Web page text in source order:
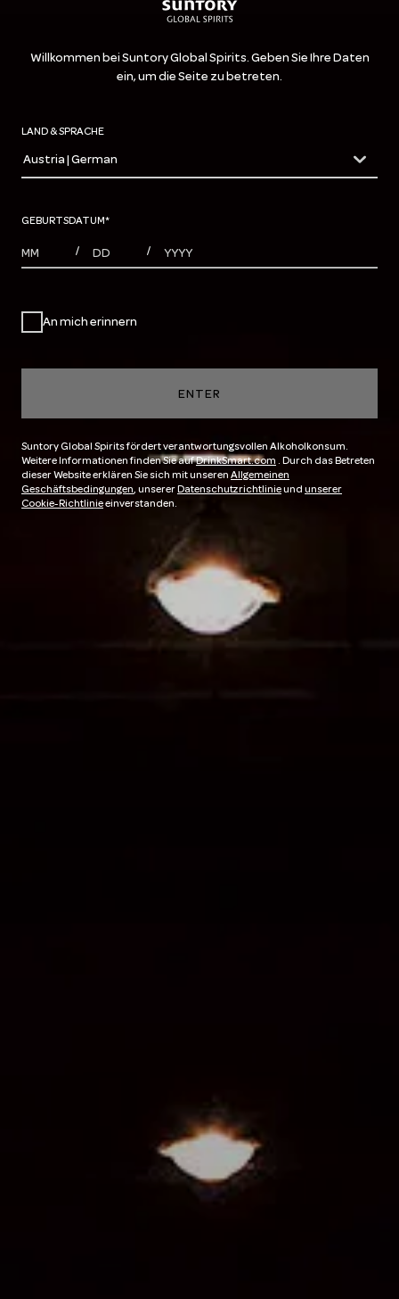
Willkommen bei Suntory Global Spirits. Geben Sie Ihre Daten
ein, um die Seite zu betreten.
LAND & SPRACHE
countryDropdown
Austria | German
GEBURTSDATUM*
MONTHS
/ DAYS / YEAR
An mich erinnern
ENTER
Suntory Global Spirits fördert verantwortungsvollen Alkoholkonsum.
Weitere Informationen finden Sie aufDrinkSmart.com . Durch das Betreten
dieser Website erklären Sie sich mit unseren Allgemeinen
Geschäftsbedingungen, unsererDatenschutzrichtlinieund unserer
Cookie-Richtlinieeinverstanden.